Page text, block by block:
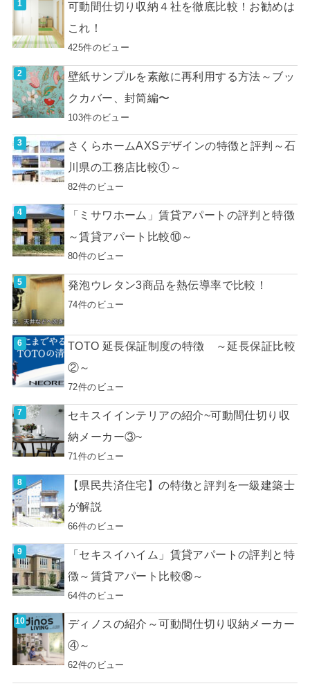
可動間仕切り収納４社を徹底比較！お勧めは
これ！
425件のビュー
壁紙サンプルを素敵に再利用する方法～ブッ
クカバー、封筒編〜
103件のビュー
さくらホームAXSデザインの特徴と評判～石
川県の工務店比較①～
82件のビュー
「ミサワホーム」賃貸アパートの評判と特徴
～賃貸アパート比較⑩～
80件のビュー
発泡ウレタン3商品を熱伝導率で比較！
74件のビュー
TOTO 延長保証制度の特徴 ～延長保証比較
②～
72件のビュー
セキスイインテリアの紹介~可動間仕切り収
納メーカー③~
71件のビュー
【県民共済住宅】の特徴と評判を一級建築士
が解説
66件のビュー
「セキスイハイム」賃貸アパートの評判と特
徴～賃貸アパート比較⑱～
64件のビュー
ディノスの紹介～可動間仕切り収納メーカー
④～
62件のビュー